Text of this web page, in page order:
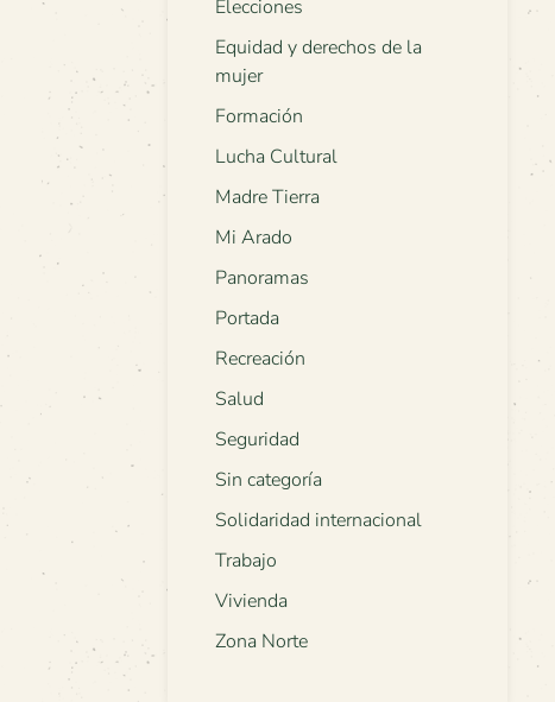
Elecciones
Equidad y derechos de la
mujer
Formación
Lucha Cultural
Madre Tierra
Mi Arado
Panoramas
Portada
Recreación
Salud
Seguridad
Sin categoría
Solidaridad internacional
Trabajo
Vivienda
Zona Norte